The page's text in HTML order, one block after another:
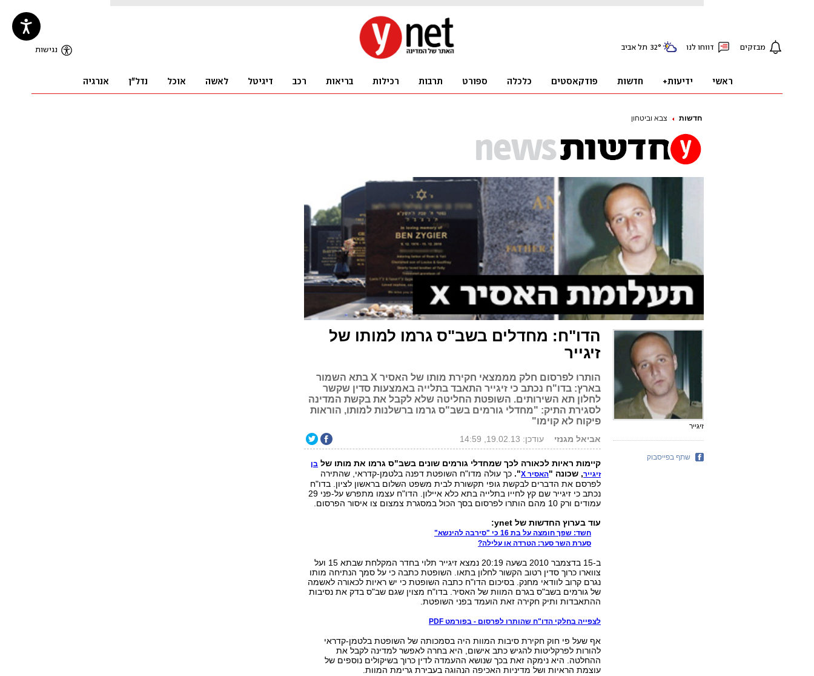
חדשות צבא וביטחון
הדו"ח: מחדלים בשב"ס גרמו למותו של
זיגייר
הותרו לפרסום חלק מממצאי חקירת מותו של האסיר X בתא השמור
בארץ: בדו"ח נכתב כי זיגייר התאבד בתלייה באמצעות סדין שקשר
לחלון תא השירותים. השופטת החליטה שלא לקבל את בקשת המדינה
לסגירת התיק: "מחדלי גורמים בשב"ס גרמו ברשלנות למותו, הוראות
פיקוח לא קוימו"
אביאל מגנזי עודכן: 19.02.13, 14:59
קיימות ראיות לכאורה לכך שמחדלי גורמים שונים בשב"ס גרמו את מותו של בן
זיגייר, שכונה "האסיר X ". כך עולה מדו"ח השופטת דפנה בלטמן-קדראי, שהתירה
לפרסם את הדברים לבקשת גופי תקשורת לבית משפט השלום בראשון לציון. בדו"ח
נכתב כי זיגייר שם קץ לחייו בתלייה בתא כלא איילון. הדו"ח עצמו מתפרש על-פני 29
עמודים ורק 10 מהם הותרו לפרסום בסך הכול במסגרת צמצום צו איסור הפרסום.
עוד בערוץ החדשות של ynet:
חשד: שפך חומצה על בת 16 כי "סירבה להינשא"
סערת השר סער: הטרדה או עלילה?
ב-15 בדצמבר 2010 בשעה 20:19 נמצא זיגייר תלוי בחדר המקלחת שבתא 15 ועל
צווארו כרוך סדין רטוב הקשור לחלון בתאו. השופטת כתבה כי על סמך הנתיחה מותו
נגרם קרוב לוודאי מחנק. בסיכום הדו"ח כתבה השופטת כי יש ראיות לכאורה לאשמה
של גורמים בשב"ס בגרם המוות של האסיר. בדו"ח מצוין שגם שב"ס בדק את נסיבות
ההתאבדות ותיק חקירה זאת הועמד בפני השופטת.
לצפייה בחלקי הדו"ח שהותרו לפרסום - בפורמט PDF
אף שעל פי חוק חקירת סיבות המוות היה בסמכותה של השופטת בלטמן-קדראי
להורות לפרקליטות להגיש כתב אישום, היא בחרה לאפשר למדינה לקבל את
ההחלטה. היא נימקה זאת בכך שנושא ההעמדה לדין כרוך בשיקולים נוספים של
עוצמת הראיות ושל מדיניות האכיפה הנהוגה בעבירת גרימת המוות.
זיגייר
שתף בפייסבוק